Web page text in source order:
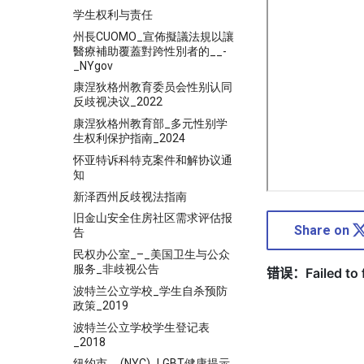
学生权利与责任
州長CUOMO_宣佈擬議法規以讓
醫療補助覆蓋對跨性別者的__-
_NYgov
康涅狄格州教育委员会性别认同
反歧视决议_2022
康涅狄格州教育部_多元性别学
生权利保护指南_2024
怀亚特诉科特克案件和解协议通
知
新泽西州反歧视法指南
旧金山安全住房社区需求评估报
告
民权办公室_–_美国卫生与公众
服务_非歧视公告
波特兰公立学校_学生自杀预防
政策_2019
波特兰公立学校学生登记表
_2018
Share on